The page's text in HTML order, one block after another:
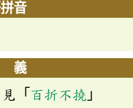
音
義
「 百折不撓 」